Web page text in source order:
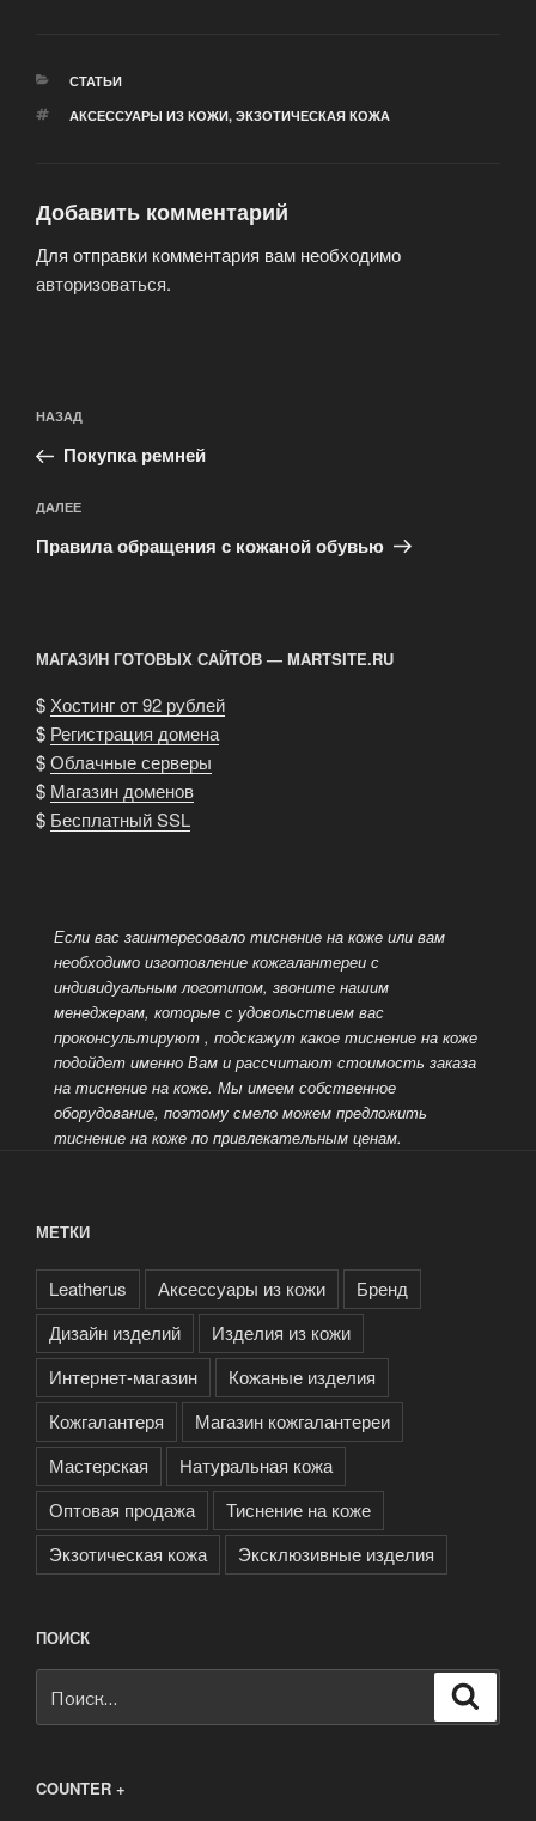
РУБРИКИ
СТАТЬИ
МЕТКИ
АКСЕССУАРЫ ИЗ КОЖИ, ЭКЗОТИЧЕСКАЯ КОЖА
Добавить комментарий
Для отправки комментария вам необходимо
авторизоваться.
по
записям
Предыдущая
запись:
НАЗАД
Покупка ремней
Следующая
запись
ДАЛЕЕ
Правила обращения с кожаной обувью
МАГАЗИН ГОТОВЫХ САЙТОВ — MARTSITE.RU
$Хостинг от 92 рублей
$ Регистрация домена
$Облачные серверы
$ Магазин доменов
$ Бесплатный SSL
Если вас заинтересовало тиснение на коже или вам
необходимо изготовление кожгалантереи с
индивидуальным логотипом, звоните нашим
менеджерам, которые с удовольствием вас
проконсультируют , подскажут какое тиснение на коже
подойдет именно Вам и рассчитают стоимость заказа
на тиснение на коже. Мы имеем собственное
оборудование, поэтому смело можем предложить
тиснение на коже по привлекательным ценам.
МЕТКИ
Leatherus Аксессуары из кожи
Бренд
Дизайн изделий
Изделия из кожи
Интернет-магазин
Кожаные изделия
Кожгалантеря
Магазин кожгалантереи
Мастерская
Натуральная кожа
Оптовая продажа
Тиснение на коже
Экзотическая кожа
Эксклюзивные изделия
ПОИСК
COUNTER +